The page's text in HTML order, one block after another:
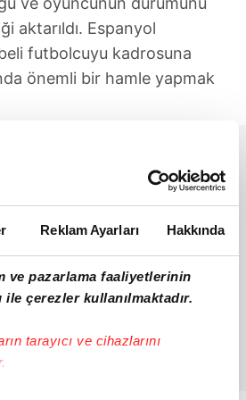
Reklam Ayarları Hakkında
ve pazarlama faaliyetlerinin
çerezler kullanılmaktadır.
tarayıcı ve cihazlarını
aktarıldı. Espanyol
futbolcuyu kadrosuna
önemli bir hamle yapmak